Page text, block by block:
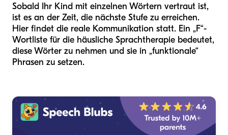
Sobald Ihr Kind mit einzelnen Wörtern vertraut ist,
ist es an der Zeit, die nächste Stufe zu erreichen.
Hier findet die reale Kommunikation statt. Ein „F“-
Wortliste für die häusliche Sprachtherapie bedeutet,
diese Wörter zu nehmen und sie in „funktionale“
Phrasen zu setzen.